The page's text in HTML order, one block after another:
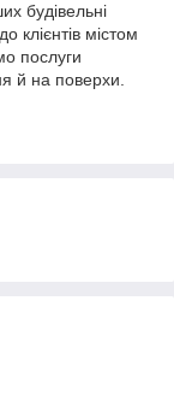
будівельні
клієнтів містом
послуги
й на поверхи.